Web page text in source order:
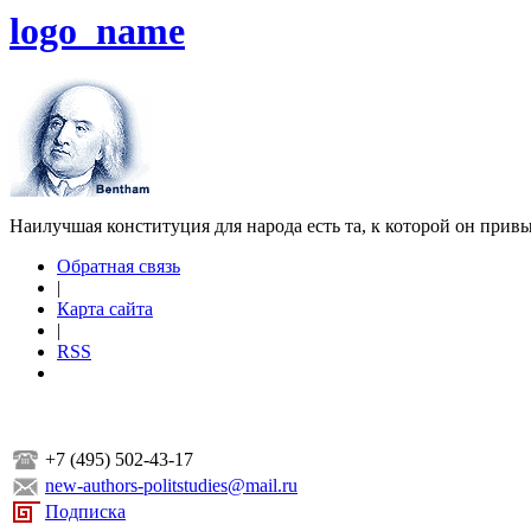
logo_name
Наилучшая конституция для народа есть та, к которой он
Обратная связь
|
Карта сайта
|
RSS
+7 (495) 502-43-17
new-authors-politstudies@mail.ru
Подписка